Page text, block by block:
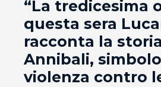
“La tredicesima
questa sera
racconta la
Annibali,
violenza contro